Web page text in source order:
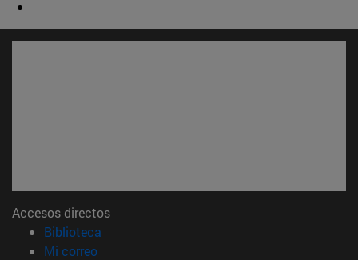
Accesos directos
Biblioteca
Mi correo(abre en nueva ventana)